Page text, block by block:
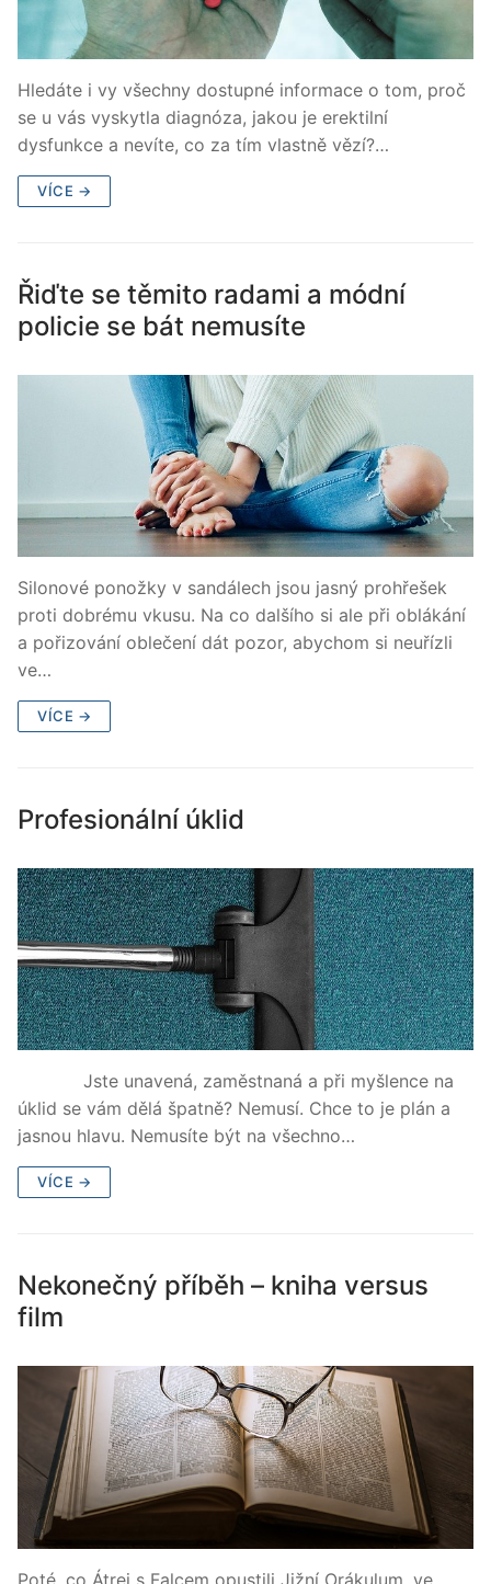
Hledáte i vy všechny dostupné informace o tom, proč
se u vás vyskytla diagnóza, jakou je erektilní
dysfunkce a nevíte, co za tím vlastně vězí?…
VÍCE →
Řiďte se těmito radami a módní
policie se bát nemusíte
Silonové ponožky v sandálech jsou jasný prohřešek
proti dobrému vkusu. Na co dalšího si ale při oblákání
a pořizování oblečení dát pozor, abychom si neuřízli
ve…
VÍCE →
Profesionální úklid
Jste unavená, zaměstnaná a při myšlence na
úklid se vám dělá špatně? Nemusí. Chce to je plán a
jasnou hlavu. Nemusíte být na všechno…
VÍCE →
Nekonečný příběh – kniha versus
film
Poté, co Átrej s Falcem opustili Jižní Orákulum, ve